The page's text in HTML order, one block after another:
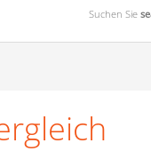
Suchen Sie